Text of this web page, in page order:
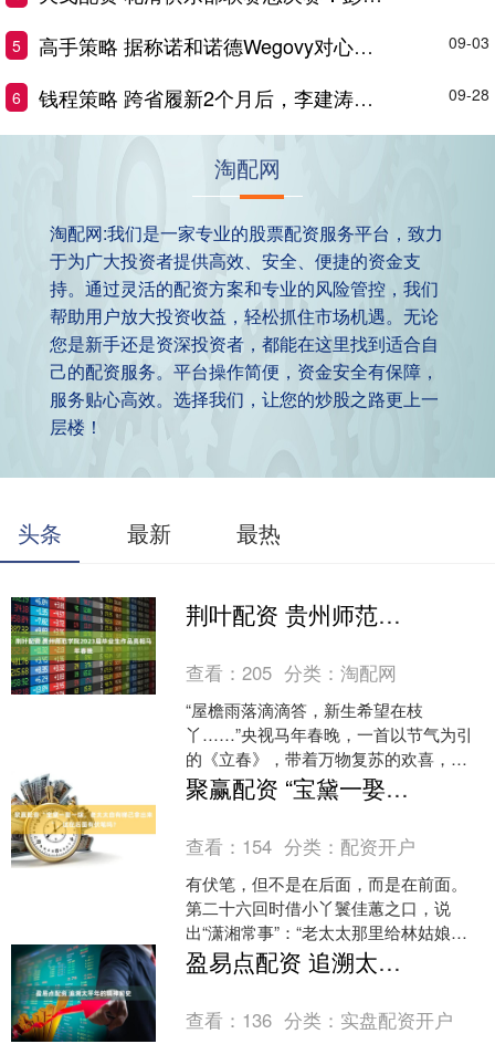
5 高手策略 据称诺和诺德Wegovy对心血管保护效应显著远超礼来竞品 09-03
6 钱程策略 跨省履新2个月后，李建涛当选市长 09-28
淘配网
淘配网:我们是一家专业的股票配资服务平台，致力
于为广大投资者提供高效、安全、便捷的资金支
持。通过灵活的配资方案和专业的风险管控，我们
帮助用户放大投资收益，轻松抓住市场机遇。无论
您是新手还是资深投资者，都能在这里找到适合自
己的配资服务。平台操作简便，资金安全有保障，
服务贴心高效。选择我们，让您的炒股之路更上一
层楼！
头条 最新 最热
荆叶配资 贵州师范学院2023届毕业生作品亮相马年春晚
查看：205 分类：淘配网
“屋檐雨落滴滴答，新生希望在枝
丫……”央视马年春晚，一首以节气为引
的《立春》，带着万物复苏的欢喜，唱
出了人间烟火的温情与乘势奋进的豪
迈。该歌曲的主创者之一是贵州....
聚赢配资 “宝黛一娶一嫁，老太太自有梯己拿出来”，这在后面有伏笔吗？
查看： 154 分类： 配资开户
有伏笔，但不是在后面，而是在前面。
第二十六回时借小丫鬟佳蕙之口，说
出“潇湘常事”：“老太太那里给林姑娘送
钱来”，可见贾母常常补贴黛玉零用，这
是不算在月例中的。....
盈易点配资 追溯太平年的精神前史
查看： 136 分类： 实盘配资开户